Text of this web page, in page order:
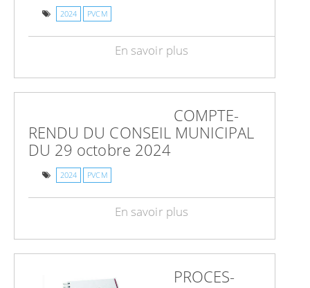
2024 PVCM
En savoir plus
COMPTE-
RENDU DU CONSEIL MUNICIPAL
DU 29 octobre 2024
2024 PVCM
En savoir plus
PROCES-